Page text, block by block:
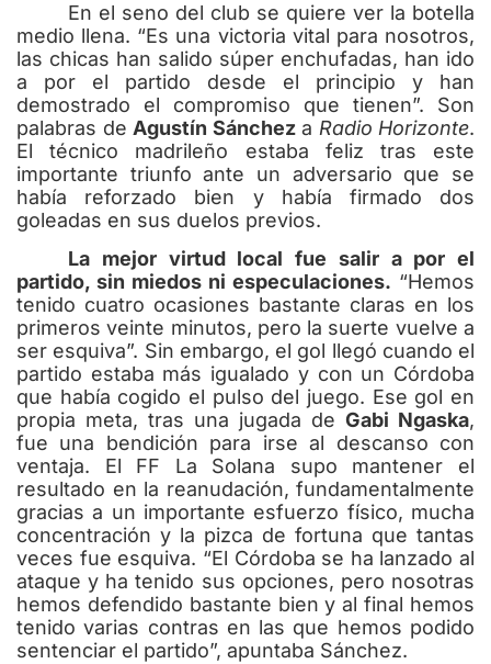
En el seno del club se quiere ver la botella
medio llena. “Es una victoria vital para nosotros,
las chicas han salido súper enchufadas, han ido
a por el partido desde el principio y han
demostrado el compromiso que tienen”. Son
palabras de Agustín Sáncheza Radio Horizonte.
El técnico madrileño estaba feliz tras este
importante triunfo ante un adversario que se
había reforzado bien y había firmado dos
goleadas en sus duelos previos.
La mejor virtud local fue salir a por el
partido, sin miedos ni especulaciones. “Hemos
tenido cuatro ocasiones bastante claras en los
primeros veinte minutos, pero la suerte vuelve a
ser esquiva”. Sin embargo, el gol llegó cuando el
partido estaba más igualado y con un Córdoba
que había cogido el pulso del juego. Ese gol en
propia meta, tras una jugada de Gabi Ngaska,
fue una bendición para irse al descanso con
ventaja. El FF La Solana supo mantener el
resultado en la reanudación, fundamentalmente
gracias a un importante esfuerzo físico, mucha
concentración y la pizca de fortuna que tantas
veces fue esquiva. “El Córdoba se ha lanzado al
ataque y ha tenido sus opciones, pero nosotras
hemos defendido bastante bien y al final hemos
tenido varias contras en las que hemos podido
sentenciar el partido”, apuntaba Sánchez.